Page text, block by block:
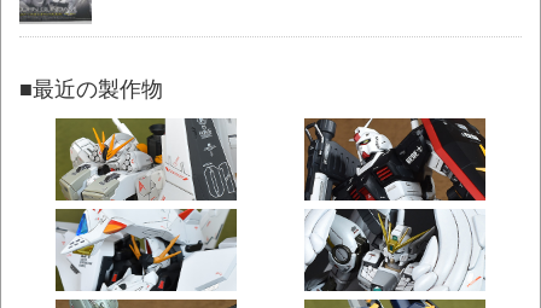
■最近の製作物